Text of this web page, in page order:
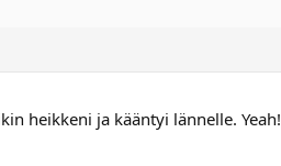
heikkeni ja kääntyi lännelle. Yeah!